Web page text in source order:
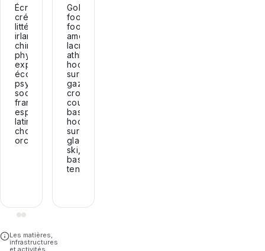
Écriture
créative,
littérature
irlandaise,
chimie,
physique
expérimentale,
économie,
psychologie,
sociologie,
français,
espagnol,
latin,
chorale,
orchestre.
Golf,
football,
football
américain,
lacrosse,
athlétisme,
hockey
sur
gazon,
cross-
country,
basketball,
hockey
sur
glace,
ski,
baseball,
tennis.
Les matières,
infrastructures
et activités